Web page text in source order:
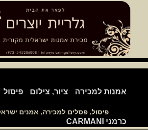
פיסול, פסלים למכירה, אמנים
אמנות למכירה ציור, צילום פיסול
כרמני CARMANI